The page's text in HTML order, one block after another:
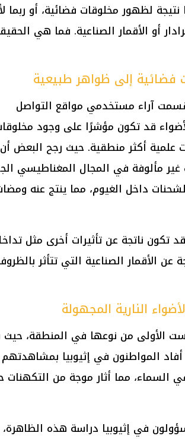
لظهور مخلوقات فضائية، أو ربما
أو الأقمار الصناعية. فما هي
فضائية إلى ظواهر طبيعية
آراء مستخدمي مواقع التواصل
قد تكون مؤشرًا على وجود
علمية أكثر منطقية. حيث رجح البعض
مألوفة في المجال المغناطيسي
داخل الغيوم، مما ينتج عنه
ناتجة عن تأثيرات أخرى مثل
عن الأقمار الصناعية التي تتأثر
النارية المجهولة
الأولى من نوعها في المنطقة،
المواطنون في إثيوبيا
السماء، مما أثار موجة من التكهنات
في إثيوبيا دراسة هذه